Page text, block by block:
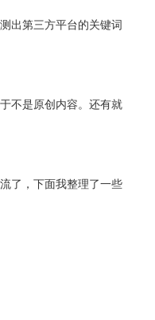
出第三方平台的关键词
不是原创内容。还有就
了，下面我整理了一些